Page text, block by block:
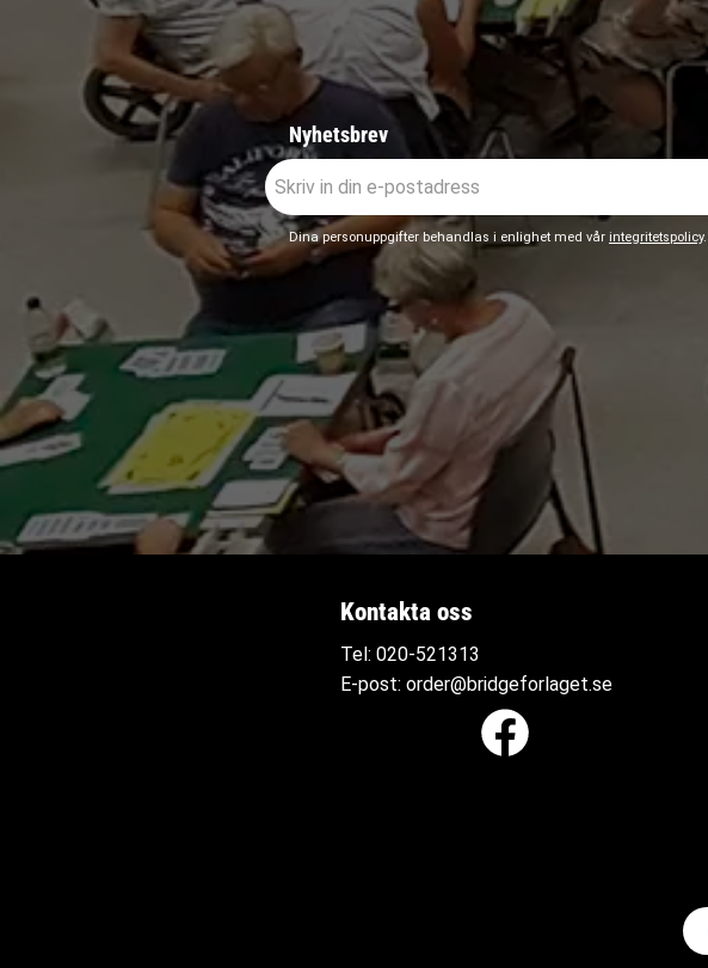
Nyhetsbrev
Dina personuppgifter behandlas i enlighet med vår integritetspolicy.
Kontakta oss
Tel:020-521313
E-post:order@bridgeforlaget.se